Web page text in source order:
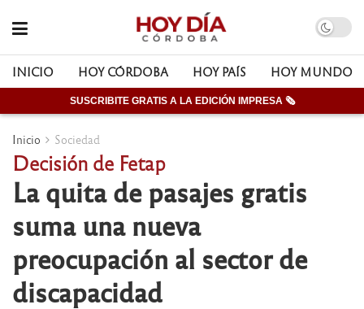
INICIO HOY CÓRDOBA HOY PAÍS HOY MUNDO
SUSCRIBITE GRATIS A LA EDICIÓN IMPRESA 🗞
Inicio Sociedad
Decisión de Fetap
La quita de pasajes gratis
suma una nueva
preocupación al sector de
discapacidad